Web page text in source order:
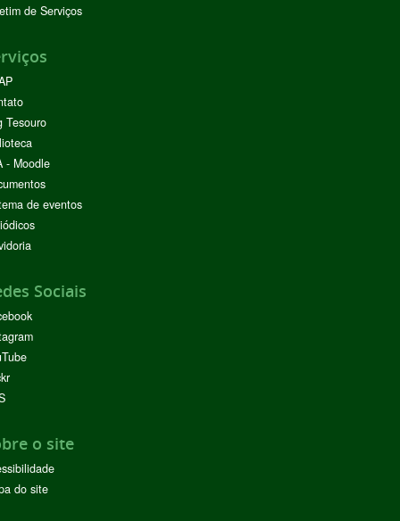
de Serviços
Tesouro
- Moodle
de eventos
Sociais
o site
do site